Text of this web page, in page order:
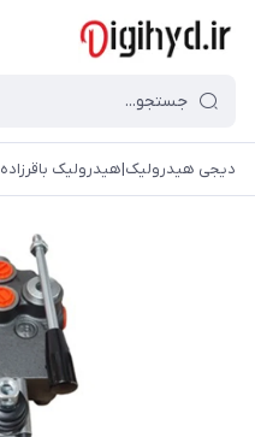
دیجی هیدرولیک|هیدرولیک باقرزاده